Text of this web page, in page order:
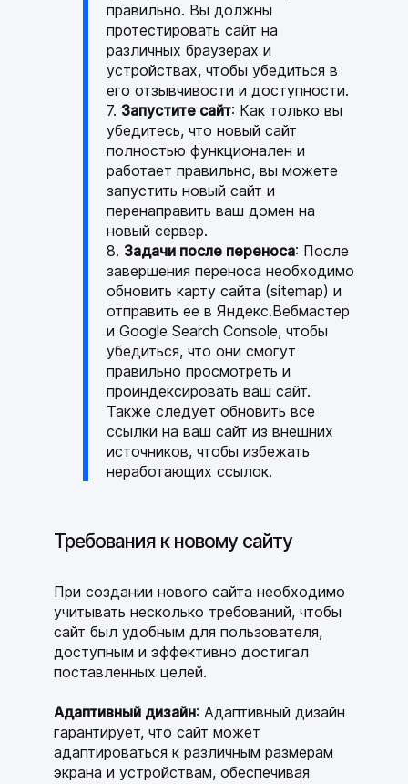
правильно. Вы должны
протестировать сайт на
различных браузерах и
устройствах, чтобы убедиться в
его отзывчивости и доступности.
Запустите сайт: Как только вы
убедитесь, что новый сайт
полностью функционален и
работает правильно, вы можете
запустить новый сайт и
перенаправить ваш домен на
новый сервер.
Задачи после переноса: После
завершения переноса необходимо
обновить карту сайта (sitemap) и
отправить ее в Яндекс.Вебмастер
и Google Search Console, чтобы
убедиться, что они смогут
правильно просмотреть и
проиндексировать ваш сайт.
Также следует обновить все
ссылки на ваш сайт из внешних
источников, чтобы избежать
неработающих ссылок.
Требования к новому сайту
При создании нового сайта необходимо
учитывать несколько требований, чтобы
сайт был удобным для пользователя,
доступным и эффективно достигал
поставленных целей.
Адаптивный дизайн: Адаптивный дизайн
гарантирует, что сайт может
адаптироваться к различным размерам
экрана и устройствам, обеспечивая